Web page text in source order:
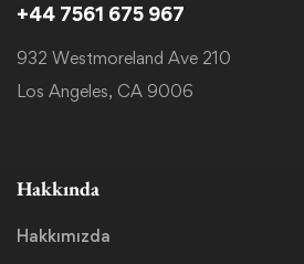
+44 7561 675 967
932 Westmoreland Ave 210
Los Angeles, CA 9006
Hakkında
Hakkımızda